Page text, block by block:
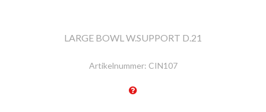
LARGE BOWL W.SUPPORT D.21
Artikelnummer: CIN107